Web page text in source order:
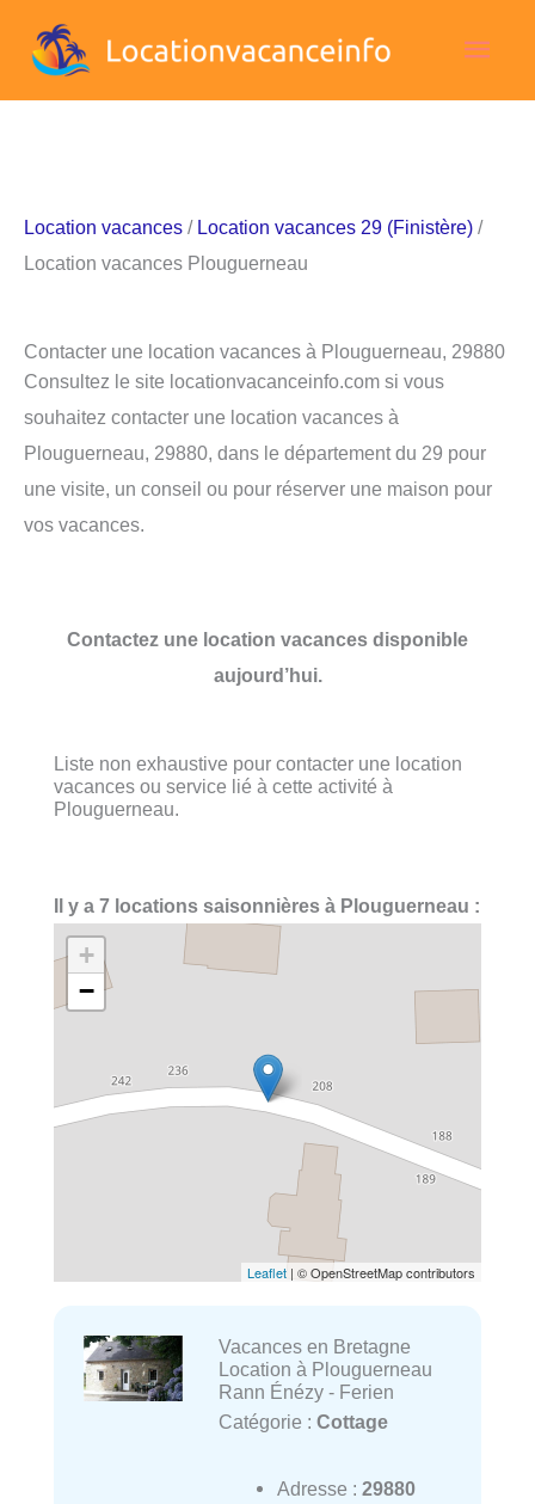
Location vacances / Location vacances 29 (Finistère) /
Location vacances Plouguerneau
Contacter une location vacances à Plouguerneau, 29880
Consultez le site locationvacanceinfo.com si vous
souhaitez contacter une location vacances à
Plouguerneau, 29880, dans le département du 29 pour
une visite, un conseil ou pour réserver une maison pour
vos vacances.
Contactez une location vacances disponible
aujourd’hui.
Liste non exhaustive pour contacter une location
vacances ou service lié à cette activité à
Plouguerneau.
Il y a 7 locations saisonnières à Plouguerneau :
+
−
Leaflet | © OpenStreetMap contributors
Vacances en Bretagne
Location à Plouguerneau
Rann Énézy - Ferien
Catégorie : Cottage
Adresse : 29880